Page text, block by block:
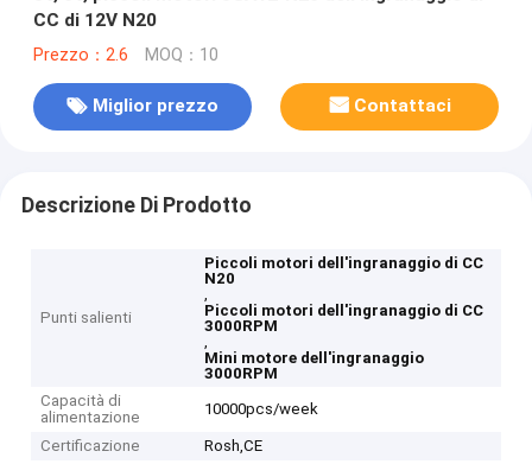
CC di 12V N20
Prezzo：2.6 MOQ：10
Miglior prezzo Contattaci
Descrizione Di Prodotto
Punti salienti
Piccoli motori dell'ingranaggio di CC
N20
,
Piccoli motori dell'ingranaggio di CC
3000RPM
,
Mini motore dell'ingranaggio
3000RPM
Capacità di
alimentazione
10000pcs/week
Certificazione
Rosh,CE